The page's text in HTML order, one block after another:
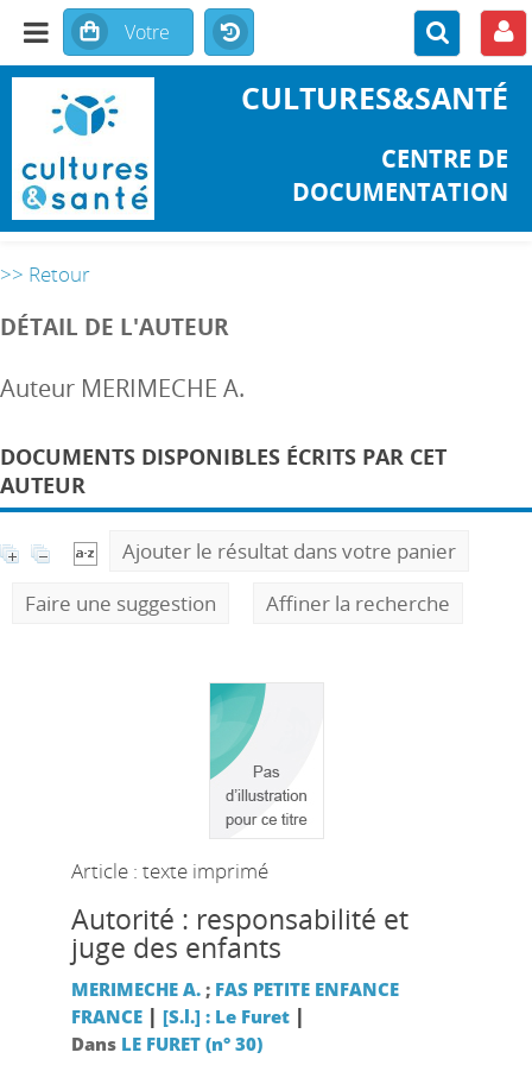
CULTURES&SANTÉ
CENTRE DE
DOCUMENTATION
>> Retour
DÉTAIL DE L'AUTEUR
Auteur MERIMECHE A.
DOCUMENTS DISPONIBLES ÉCRITS PAR CET
AUTEUR
Ajouter le résultat dans votre panier
Faire une suggestion
Affiner la recherche
Article : texte imprimé
Autorité : responsabilité et
juge des enfants
MERIMECHE A.; FAS PETITE ENFANCE
FRANCE | [S.l.] : Le Furet|
Dans LE FURET (n° 30)